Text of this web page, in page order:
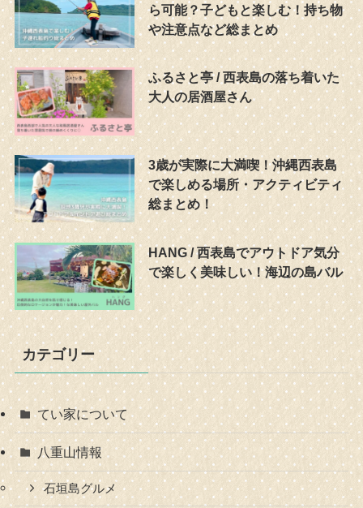
ら可能？子どもと楽しむ！持ち物
や注意点など総まとめ
ふるさと亭 / 西表島の落ち着いた
大人の居酒屋さん
3歳が実際に大満喫！沖縄西表島
で楽しめる場所・アクティビティ
総まとめ！
HANG / 西表島でアウトドア気分
で楽しく美味しい！海辺の島バル
カテゴリー
てい家について
八重山情報
石垣島グルメ